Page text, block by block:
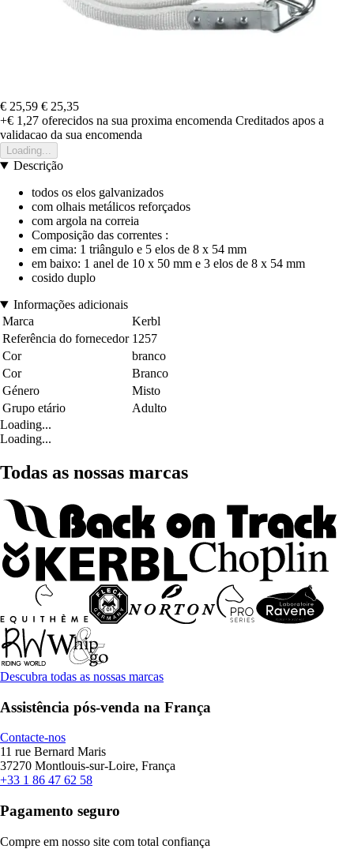
€ 25,59 € 25,35
+€ 1,27 oferecidos na sua proxima encomenda Creditados apos a
validacao da sua encomenda
Loading...
Descrição
todos os elos galvanizados
com olhais metálicos reforçados
com argola na correia
Composição das correntes :
em cima: 1 triângulo e 5 elos de 8 x 54 mm
em baixo: 1 anel de 10 x 50 mm e 3 elos de 8 x 54 mm
cosido duplo
Informações adicionais
Marca
Kerbl
Referência do fornecedor 1257
Cor
branco
Cor
Branco
Género
Misto
Grupo etário
Adulto
Loading...
Loading...
Todas as nossas marcas
Descubra todas as nossas marcas
Assistência pós-venda na França
Contacte-nos
11 rue Bernard Maris
37270 Montlouis-sur-Loire, França
+33 1 86 47 62 58
Pagamento seguro
Compre em nosso site com total confiança